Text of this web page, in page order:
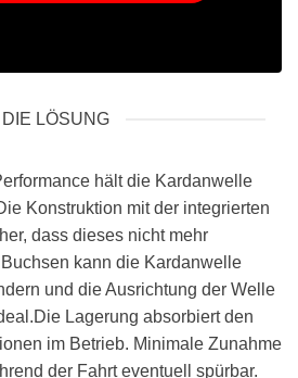
DIE LÖSUNG
hält die Kardanwelle
Konstruktion mit der integrierten
dass dieses nicht mehr
kann die Kardanwelle
und die Ausrichtung der Welle
Lagerung absorbiert den
im Betrieb. Minimale Zunahme
der Fahrt eventuell spürbar.